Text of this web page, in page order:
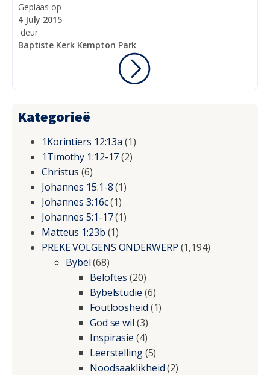
Geplaas op
4 July 2015
deur
Baptiste Kerk Kempton Park
Kategorieë
1Korintiers 12:13a (1)
1Timothy 1:12-17(2)
Christus (6)
Johannes 15:1-8(1)
Johannes 3:16c(1)
Johannes 5:1-17(1)
Matteus 1:23b (1)
PREKE VOLGENS ONDERWERP (1,194)
Bybel(68)
Beloftes (20)
Bybelstudie (6)
Foutloosheid (1)
God se wil (3)
Inspirasie (4)
Leerstelling(5)
Noodsaaklikheid(2)